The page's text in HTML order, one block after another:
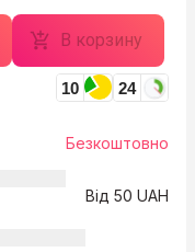
В корзину
10 24
Безкоштовно
Від 50 UAH